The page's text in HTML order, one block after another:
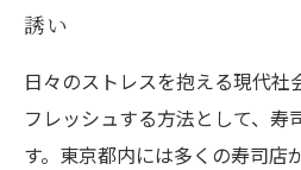
誘い
日々のストレスを抱える現代社
フレッシュする方法として、寿
す。東京都内には多くの寿司店